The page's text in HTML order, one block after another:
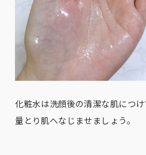
化粧水は洗顔後の清潔な肌につ
量とり肌へなじませましょう。